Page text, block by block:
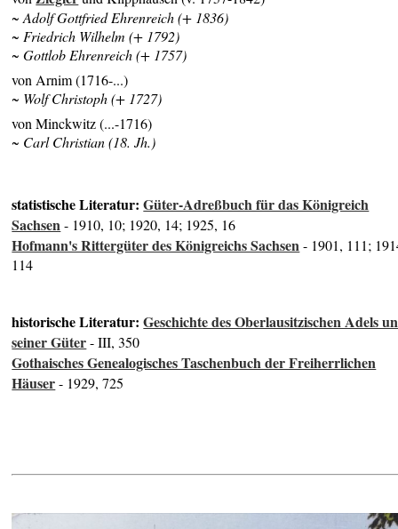
~ Adolf Gottfried Ehrenreich (+ 1836)
~ Friedrich Wilhelm (+ 1792)
~ Gottlob Ehrenreich (+ 1757)
von Arnim (1716-...)
~ Wolf Christoph (+ 1727)
von Minckwitz (...-1716)
~ Carl Christian (18. Jh.)
statistische Literatur:Güter-Adreßbuch für das Königreich
Sachsen- 1910, 10; 1920, 14; 1925, 16
Hofmann's Rittergüter des Königreichs Sachsen- 1901, 111;
114
historische Literatur:Geschichte des Oberlausitzischen Adels
seiner Güter- III, 350
Gothaisches Genealogisches Taschenbuch der Freiherrlichen
Häuser- 1929, 725